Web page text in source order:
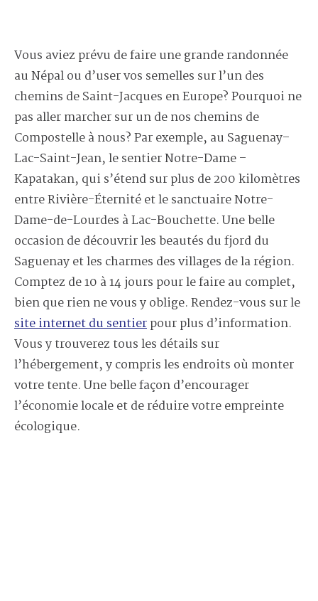
Vous aviez prévu de faire une grande randonnée
au Népal ou d’user vos semelles sur l’un des
chemins de Saint-Jacques en Europe? Pourquoi ne
pas aller marcher sur un de nos chemins de
Compostelle à nous? Par exemple, au Saguenay–
Lac-Saint-Jean, le sentier Notre-Dame –
Kapatakan, qui s’étend sur plus de 200 kilomètres
entre Rivière-Éternité et le sanctuaire Notre-
Dame-de-Lourdes à Lac-Bouchette. Une belle
occasion de découvrir les beautés du fjord du
Saguenay et les charmes des villages de la région.
Comptez de 10 à 14 jours pour le faire au complet,
bien que rien ne vous y oblige. Rendez-vous sur le
site internet du sentierpour plus d’information.
Vous y trouverez tous les détails sur
l’hébergement, y compris les endroits où monter
votre tente. Une belle façon d’encourager
l’économie locale et de réduire votre empreinte
écologique.